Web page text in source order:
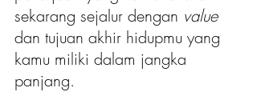
sekarang sejalur dengan value
dan tujuan akhir hidupmu yang
kamu miliki dalam jangka
panjang.